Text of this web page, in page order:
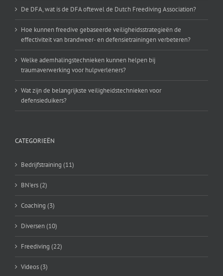
De DFA, wat is de DFA oftewel de Dutch Freediving Association?
Hoe kunnen freedive gebaseerde veiligheidsstrategieën de
effectiviteit van brandweer- en defensietrainingen verbeteren?
Welke ademhalingstechnieken kunnen helpen bij
traumaverwerking voor hulpverleners?
Wat zijn de belangrijkste veiligheidstechnieken voor
defensieduikers?
CATEGORIEËN
Bedrijfstraining (11)
BN'ers (2)
Coaching (3)
Diversen (10)
Freediving (22)
Videos (3)